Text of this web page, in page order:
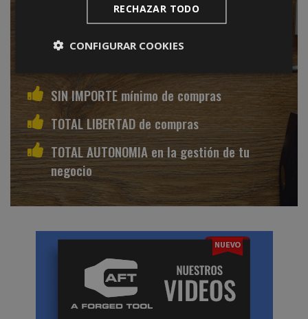
SIN PERIODOS de permanencia
SIN CARGOS por publicidad
SIN IMPORTE mínimo de compras
TOTAL LIBERTAD de compras
TOTAL AUTONOMIA en la gestión de tu
negocio
RECHAZAR TODO
CONFIGURAR COOKIES